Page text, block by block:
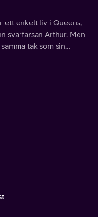
ett enkelt liv i Queens,
svärfarsan Arthur. Men
tak som sin